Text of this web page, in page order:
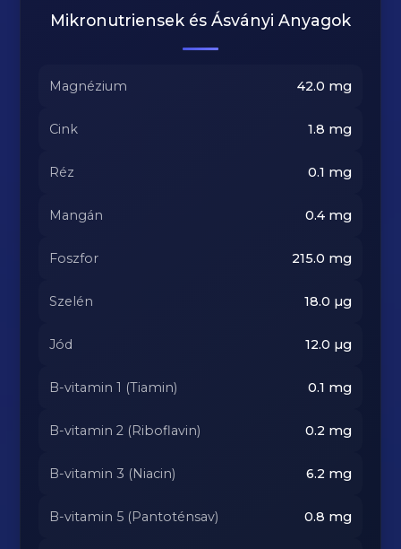
Mikronutriensek és Ásványi Anyagok
Magnézium 42.0 mg
Cink 1.8 mg
Réz 0.1 mg
Mangán 0.4mg
Foszfor 215.0 mg
Szelén 18.0 µg
Jód 12.0 µg
B-vitamin 1 (Tiamin) 0.1 mg
B-vitamin 2 (Riboflavin) 0.2 mg
B-vitamin 3 (Niacin) 6.2 mg
B-vitamin 5 (Pantoténsav) 0.8 mg